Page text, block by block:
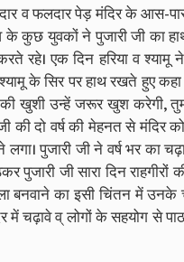
व फलदार पेड़ मंदिर के आस-
के कुछ युवकों ने पुजारी जी का
रहे। एक दिन हरिया व श्यामू
के सिर पर हाथ रखते हुए कहा
खुशी उन्हें जरूर खुश करेगी,
की दो वर्ष की मेहनत से
पुजारी जी ने वर्ष भर का
पुजारी जी सारा दिन
का इसी चिंतन में उनके
चढ़ावे व् लोगों के सहयोग से